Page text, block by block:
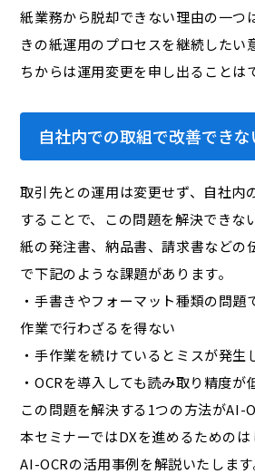
紙業務から脱却できない理由の一つ
きの紙運用のプロセスを継続したい
ちからは運用変更を申し出ることは
自社内での取組で改善できな
取引先との運用は変更せず、自社内
することで、この問題を解決できな
紙の発注書、納品書、請求書などの
で下記のような課題があります。
・手書きやフォーマット種類の問題
作業で行わざるを得ない
・手作業を続けているとミスが発生
・OCRを導入しても読み取り精度が
この問題を解決する1つの方法がAI-
本セミナーではDXを進めるためのは
AI-OCRの活用事例を解説いたします